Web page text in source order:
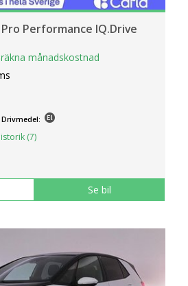
Performance IQ.Drive
månadskostnad
Drivmedel:
(7)
Se bil